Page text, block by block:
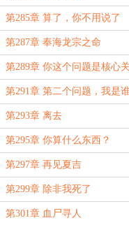
第285章 算了，你不用说了
第287章 奉海龙宗之命
第289章 你这个问题是核心
第291章 第二个问题，我是
第293章 离去
第295章 你算什么东西？
第297章 再见夏吉
第299章 除非我死了
第301章 血尸寻人